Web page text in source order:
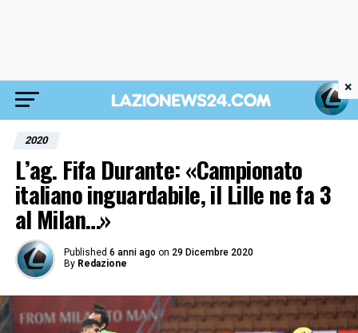
2020
L’ag. Fifa Durante: «Campionato
italiano inguardabile, il Lille ne fa 3
al Milan…»
Published 6 anni ago on 29 Dicembre 2020
By Redazione
×